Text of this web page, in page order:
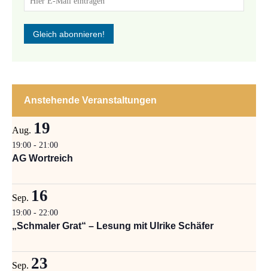
Anstehende Veranstaltungen
Aug. 19
19:00 - 21:00
AG Wortreich
Sep. 16
19:00 - 22:00
„Schmaler Grat“ – Lesung mit Ulrike Schäfer
Sep. 23